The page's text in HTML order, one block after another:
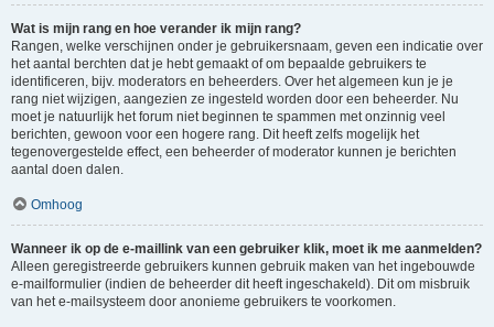
Wat is mijn rang en hoe verander ik mijn rang?
Rangen, welke verschijnen onder je gebruikersnaam, geven een indicatie over
het aantal berchten dat je hebt gemaakt of om bepaalde gebruikers te
identificeren, bijv. moderators en beheerders. Over het algemeen kun je je
rang niet wijzigen, aangezien ze ingesteld worden door een beheerder. Nu
moet je natuurlijk het forum niet beginnen te spammen met onzinnig veel
berichten, gewoon voor een hogere rang. Dit heeft zelfs mogelijk het
tegenovergestelde effect, een beheerder of moderator kunnen je berichten
aantal doen dalen.
Omhoog
Wanneer ik op de e-maillink van een gebruiker klik, moet ik me aanmelden?
Alleen geregistreerde gebruikers kunnen gebruik maken van het ingebouwde
e-mailformulier (indien de beheerder dit heeft ingeschakeld). Dit om misbruik
van het e-mailsysteem door anonieme gebruikers te voorkomen.